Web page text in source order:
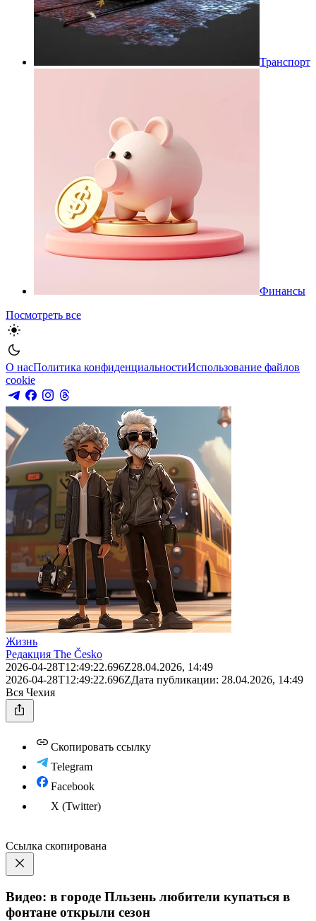
Транспорт
Финансы
Посмотреть все
О насПолитика конфиденциальностиИспользование файлов
cookie
Жизнь
Редакция The Česko
2026-04-28T12:49:22.696Z28.04.2026, 14:49
2026-04-28T12:49:22.696ZДата публикации: 28.04.2026, 14:49
Вся Чехия
Скопировать ссылку
Telegram
Facebook
X (Twitter)
Ссылка скопирована
Видео: в городе Пльзень любители купаться в
фонтане открыли сезон